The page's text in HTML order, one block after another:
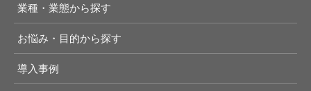
業種・業態から探す
お悩み・目的から探す
導入事例